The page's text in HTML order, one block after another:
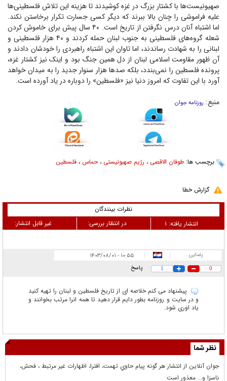
صهیونیست‌ها با کشتار بزرگ در غزه کوشیدند تا هزینه این تلاش فلسطینی‌ها
علیه فراموشی را چنان بالا ببرند که دیگر کسی جسارت تکرار برخاستن نکند.
اما اشتباه آنان درس نگرفتن از تاریخ است. ۴۰ سال پیش برای خاموش کردن
شعله گروه‌های فلسطینی به جنوب لبنان حمله کردند و ۴۰ هزار فلسطینی و
لبنانی را به شهادت رساندند، اما تاوان این اشتباه راهبردی را خودشان دادند و
آن ظهور مقاومت اسلامی لبنان از دل همین جنگ بود و اینک نیز کشتار غزه،
پرونده فلسطین را نمی‌بندد، بلکه صد‌ها هزار سنوار جدید را به میدان خواهد
آورد با این تفاوت که امروز دنیا نیز «فلسطین» را دوباره در یاد آورده است.
منبع: روزنامه جوان
برچسب ها: طوفان الاقصی ، رژیم صهیونیستی ،حماس ، فلسطین
گزارش خطا
نظرات بینندگان
غیر قابل انتشار:
در انتظار بررسی: انتشار یافته: ۱
رضایی ۱۰:۵۵ - ۱۴۰۳/۰۸/۰۱
0
1 پاسخ
پیشنهاد می کنم خلاصه ای از تاریخ فلسطین و لبنان را تهیه کنید
و در سایت و روزنامه بطور دایم قرار دهید تا همه انرا مرتب بخوانند و
یاد اوری شود.
نظر شما
جوان آنلاين از انتشار هر گونه پيام حاوي تهمت، افترا، اظهارات غير مرتبط ، فحش،
ناسزا و... معذور است